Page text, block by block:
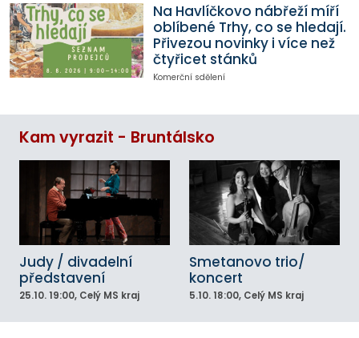
Na Havlíčkovo nábřeží míří
oblíbené Trhy, co se hledají.
Přivezou novinky i více než
čtyřicet stánků
Komerční sdělení
Kam vyrazit - Bruntálsko
Judy / divadelní
představení
25.10. 19:00, Celý MS kraj
Smetanovo trio/
koncert
5.10. 18:00, Celý MS kraj